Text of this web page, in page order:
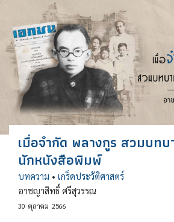
เมื่อจำกัด พลางกูร สวมบท
นักหนังสือพิมพ์
บทความ • เกร็ดประวัติศาสตร์
อาชญาสิทธิ์ ศรีสุวรรณ
30 ตุลาคม 2566